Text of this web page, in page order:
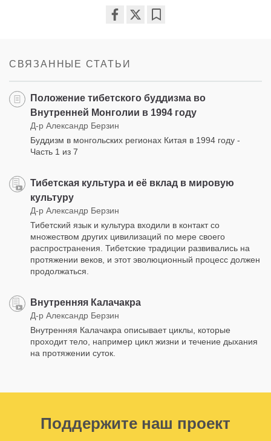
СВЯЗАННЫЕ СТАТЬИ
Положение тибетского буддизма во
Внутренней Монголии в 1994 году
Д-р Александр Берзин
Буддизм в монгольских регионах Китая в 1994 году -
Часть 1 из 7
Тибетская культура и её вклад в мировую
культуру
Д-р Александр Берзин
Тибетский язык и культура входили в контакт со
множеством других цивилизаций по мере своего
распространения. Тибетские традиции развивались на
протяжении веков, и этот эволюционный процесс должен
продолжаться.
Внутренняя Калачакра
Д-р Александр Берзин
Внутренняя Калачакра описывает циклы, которые
проходит тело, например цикл жизни и течение дыхания
на протяжении суток.
Поддержите наш проект